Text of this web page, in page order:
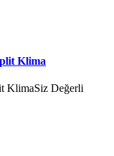
Klima
KlimaSiz Değerli